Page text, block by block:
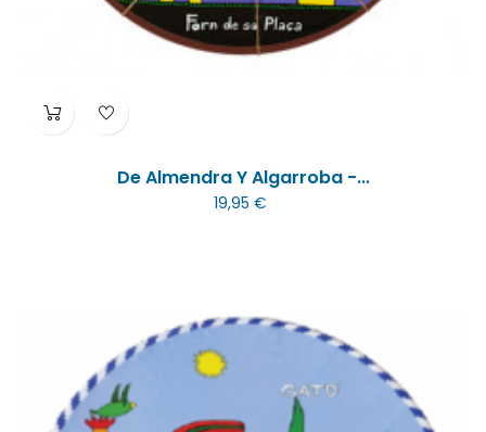
De Almendra Y Algarroba -...
19,95 €